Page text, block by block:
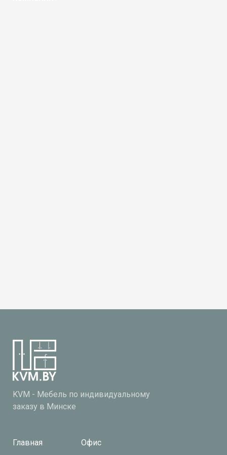
Главная
Офис
KVM - Мебель по индивидуальному
заказу в Минске